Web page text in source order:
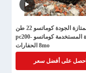
ممتازة الجودة كوماتسو 22 طن
الحفرة المستخدمة كوماتسو pc200-
8mo الحفارات
احصل على أفضل سعر